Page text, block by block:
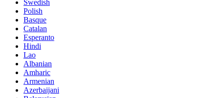
Swedish
Polish
Basque
Catalan
Esperanto
Hindi
Lao
Albanian
Amharic
Armenian
Azerbaijani